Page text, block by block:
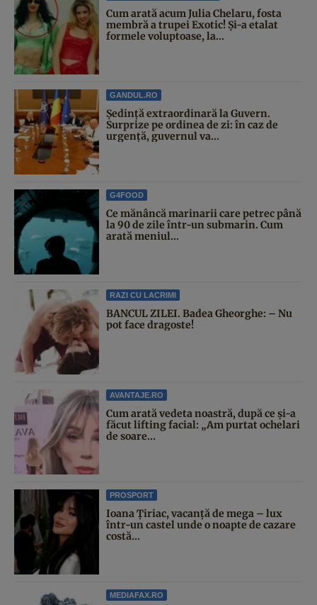
Cum arată acum Julia Chelaru, fosta
membră a trupei Exotic! Și-a etalat
formele voluptoase, la...
GANDUL.RO
Şedinţă extraordinară la Guvern.
Surprize pe ordinea de zi: în caz de
urgență, guvernul va...
G4FOOD
Ce mănâncă marinarii care petrec până
la 90 de zile într-un submarin. Cum
arată meniul...
RAZI CU LACRIMI
BANCUL ZILEI. Badea Gheorghe: – Nu
pot face dragoste!
AVANTAJE.RO
Cum arată vedeta noastră, după ce și-a
făcut lifting facial: „Am purtat ochelari
de soare...
PROSPORT
Ioana Țiriac, vacanță de mega – lux
într-un castel unde o noapte de cazare
costă...
MEDIAFAX.RO